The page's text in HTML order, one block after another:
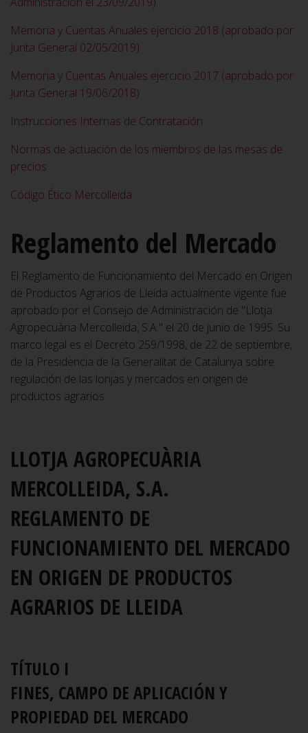
Memoria y Cuentas Anuales ejercicio 2018 (aprobado por
Junta General 02/05/2019)
Memoria y Cuentas Anuales ejercicio 2017 (aprobado por
Junta General 19/06/2018)
Instrucciones Internas de Contratación
Normas de actuación de los miembros de las mesas de
precios
Código Ético Mercolleida
Reglamento del Mercado
El Reglamento de Funcionamiento del Mercado en Origen
de Productos Agrarios de Lleida actualmente vigente fue
aprobado por el Consejo de Administración de "Llotja
Agropecuària Mercolleida, S.A." el 20 de junio de 1995. Su
marco legal es el Decreto 259/1998, de 22 de septiembre,
de la Presidencia de la Generalitat de Catalunya sobre
regulación de las lonjas y mercados en origen de
productos agrarios.
LLOTJA AGROPECUÀRIA
MERCOLLEIDA, S.A.
REGLAMENTO DE
FUNCIONAMIENTO DEL MERCADO
EN ORIGEN DE PRODUCTOS
AGRARIOS DE LLEIDA
TÍTULO I
FINES, CAMPO DE APLICACIÓN Y
PROPIEDAD DEL MERCADO